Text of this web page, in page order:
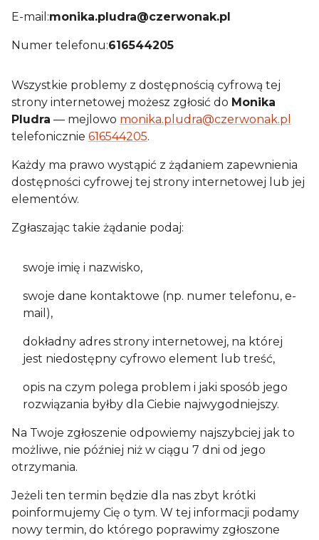
E-mail:monika.pludra@czerwonak.pl
Numer telefonu:616544205
Wszystkie problemy z dostępnością cyfrową tej
strony internetowej możesz zgłosić do Monika
Pludra — mejlowo monika.pludra@czerwonak.pl
telefonicznie 616544205.
Każdy ma prawo wystąpić z żądaniem zapewnienia
dostępności cyfrowej tej strony internetowej lub jej
elementów.
Zgłaszając takie żądanie podaj:
swoje imię i nazwisko,
swoje dane kontaktowe (np. numer telefonu, e-
mail),
dokładny adres strony internetowej, na której
jest niedostępny cyfrowo element lub treść,
opis na czym polega problem i jaki sposób jego
rozwiązania byłby dla Ciebie najwygodniejszy.
Na Twoje zgłoszenie odpowiemy najszybciej jak to
możliwe, nie później niż w ciągu 7 dni od jego
otrzymania.
Jeżeli ten termin będzie dla nas zbyt krótki
poinformujemy Cię o tym. W tej informacji podamy
nowy termin, do którego poprawimy zgłoszone